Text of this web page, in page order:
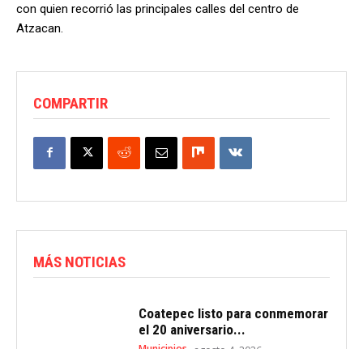
con quien recorrió las principales calles del centro de
Atzacan.
COMPARTIR
MÁS NOTICIAS
Coatepec listo para conmemorar
el 20 aniversario...